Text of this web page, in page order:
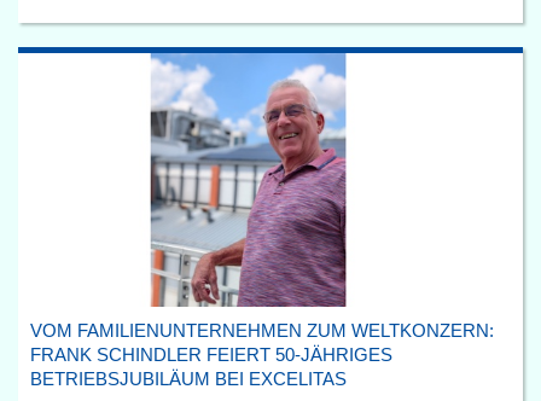
VOM FAMILIENUNTERNEHMEN ZUM WELTKONZERN:
FRANK SCHINDLER FEIERT 50-JÄHRIGES
BETRIEBSJUBILÄUM BEI EXCELITAS